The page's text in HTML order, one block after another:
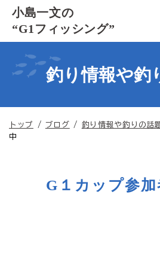
このページの本文へ
小島一文の
“G1フィッシング”
釣り情報や釣
現
在
トップ / ブログ / 釣り情報や釣りの話
中
G１カップ参加